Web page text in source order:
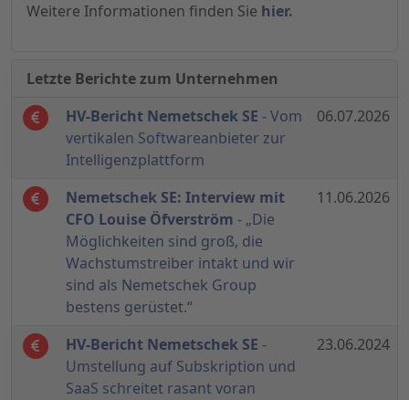
Weitere Informationen finden Sie hier.
Letzte Berichte zum Unternehmen
HV-Bericht Nemetschek SE - Vom
vertikalen Softwareanbieter zur
Intelligenzplattform
06.07.2026
Nemetschek SE: Interview mit
CFO Louise Öfverström - „Die
Möglichkeiten sind groß, die
Wachstumstreiber intakt und wir
sind als Nemetschek Group
bestens gerüstet.“
11.06.2026
HV-Bericht Nemetschek SE -
Umstellung auf Subskription und
SaaS schreitet rasant voran
23.06.2024